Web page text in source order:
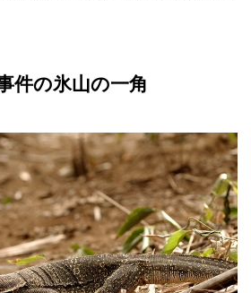
件の氷山の一角